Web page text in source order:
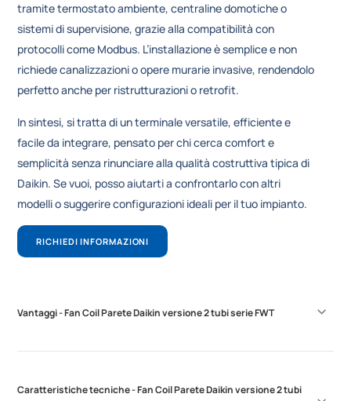
tramite termostato ambiente, centraline domotiche o
sistemi di supervisione, grazie alla compatibilità con
protocolli come Modbus. L’installazione è semplice e non
richiede canalizzazioni o opere murarie invasive, rendendolo
perfetto anche per ristrutturazioni o retrofit.
In sintesi, si tratta di un terminale versatile, efficiente e
facile da integrare, pensato per chi cerca comfort e
semplicità senza rinunciare alla qualità costruttiva tipica di
Daikin. Se vuoi, posso aiutarti a confrontarlo con altri
modelli o suggerire configurazioni ideali per il tuo impianto.
RICHIEDI INFORMAZIONI
Vantaggi - Fan Coil Parete Daikin versione 2 tubi serie FWT
Caratteristiche tecniche - Fan Coil Parete Daikin versione 2 tubi